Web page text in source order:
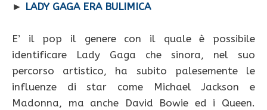
► LADY GAGA ERA BULIMICA
E’ il pop il genere con il quale è possibile
identificare Lady Gaga che sinora, nel suo
percorso artistico, ha subito palesemente le
influenze di star come Michael Jackson e
Madonna, ma anche David Bowie ed i Queen.